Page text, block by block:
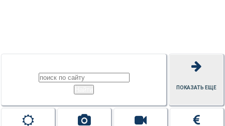
ПОКАЗАТЬ ЕЩЕ